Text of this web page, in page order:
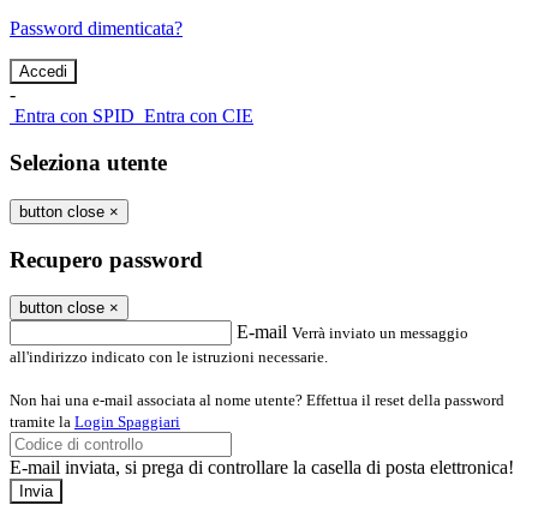
Password dimenticata?
-
Entra con SPID Entra con CIE
Seleziona utente
button close ×
Recupero password
button close ×
E-mail Verrà inviato un messaggio
all'indirizzo indicato con le istruzioni necessarie.
Non hai una e-mail associata al nome utente? Effettua il reset della password
tramite la Login Spaggiari
E-mail inviata, si prega di controllare la casella di posta elettronica!